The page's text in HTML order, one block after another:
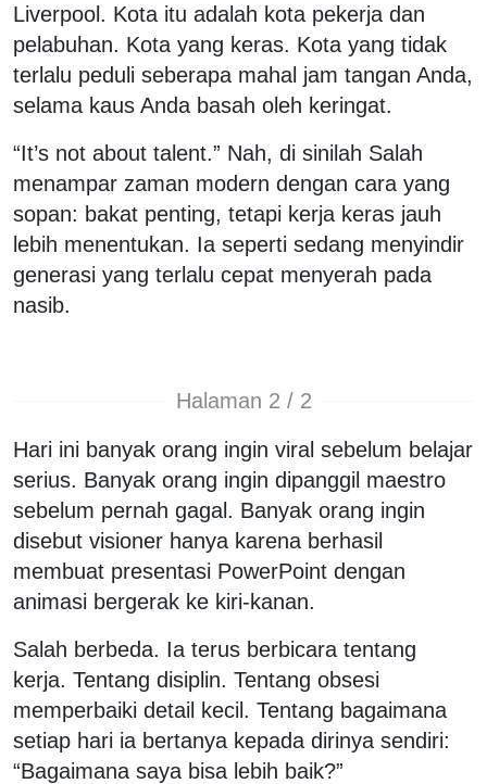
Liverpool. Kota itu adalah kota pekerja dan
pelabuhan. Kota yang keras. Kota yang tidak
terlalu peduli seberapa mahal jam tangan Anda,
selama kaus Anda basah oleh keringat.
“It’s not about talent.” Nah, di sinilah Salah
menampar zaman modern dengan cara yang
sopan: bakat penting, tetapi kerja keras jauh
lebih menentukan. Ia seperti sedang menyindir
generasi yang terlalu cepat menyerah pada
nasib.
Halaman 2 / 2
Hari ini banyak orang ingin viral sebelum belajar
serius. Banyak orang ingin dipanggil maestro
sebelum pernah gagal. Banyak orang ingin
disebut visioner hanya karena berhasil
membuat presentasi PowerPoint dengan
animasi bergerak ke kiri-kanan.
Salah berbeda. Ia terus berbicara tentang
kerja. Tentang disiplin. Tentang obsesi
memperbaiki detail kecil. Tentang bagaimana
setiap hari ia bertanya kepada dirinya sendiri:
“Bagaimana saya bisa lebih baik?”